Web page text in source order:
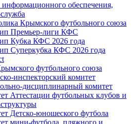
обеспечения,
Крымского футбольного союза
Премьер-лиги КФС
Кубка КФС 2026 года
Суперкубка КФС 2026 года
футбольного союза
инспекторский комитет
дисциплинарный комитет
Аттестации футбольных клубов и
Детско-юношеского футбола
мини-футбола, пляжного и